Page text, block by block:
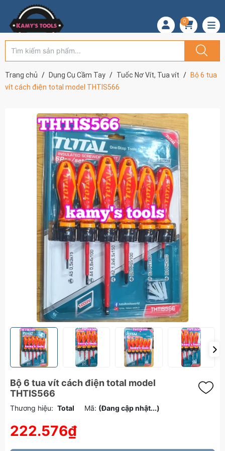
0
Trang chủ Dụng Cụ Cầm Tay Tuốc Nơ Vít, Tua vít
Bộ 6 tua
vít cách điện total model THTIS566
Bộ 6 tua vít cách điện total model
THTIS566
Thương hiệu: Total Mã: (Đang cập nhật...)
222.576₫